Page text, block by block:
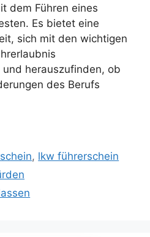
dem Führen eines
Es bietet eine
sich mit den wichtigen
herauszufinden, ob
des Berufs
, lkw führerschein